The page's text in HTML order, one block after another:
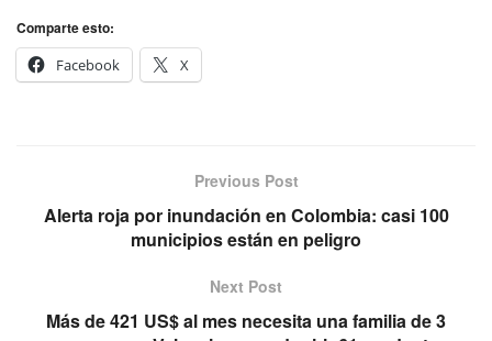
Comparte esto:
Facebook
X
Previous Post
Alerta roja por inundación en Colombia: casi 100
municipios están en peligro
Next Post
Más de 421 US$ al mes necesita una familia de 3